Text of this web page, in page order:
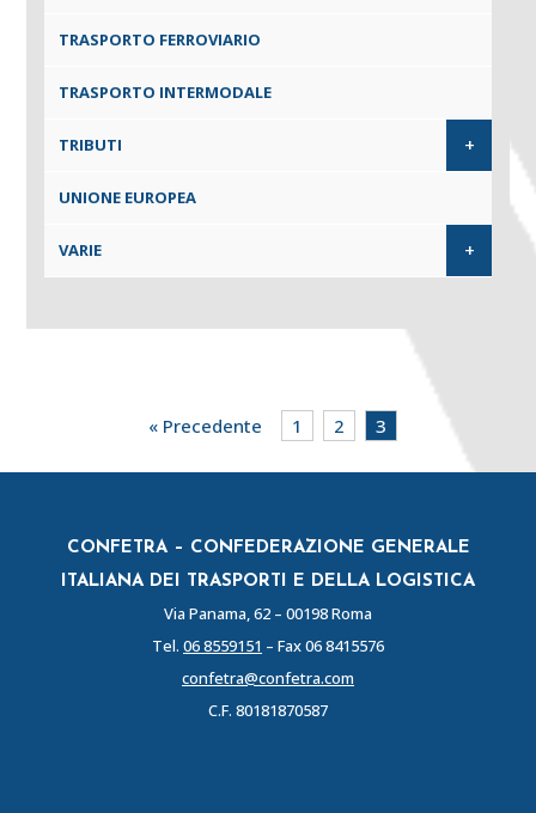
TRASPORTO FERROVIARIO
TRASPORTO INTERMODALE
TRIBUTI +
UNIONE EUROPEA
VARIE +
« Precedente 1 2 3
CONFETRA – CONFEDERAZIONE GENERALE
ITALIANA DEI TRASPORTI E DELLA LOGISTICA
Via Panama, 62 – 00198 Roma
Tel. 06 8559151 – Fax 06 8415576
confetra@confetra.com
C.F. 80181870587